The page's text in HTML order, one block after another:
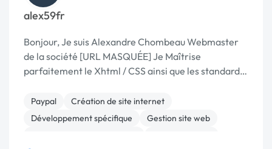
alex59fr
Bonjour, Je suis Alexandre Chombeau Webmaster
de la société [URL MASQUÉE] Je Maîtrise
parfaitement le Xhtml / CSS ainsi que les standard
Paypal
Création de site internet
Développement spécifique
Gestion site web